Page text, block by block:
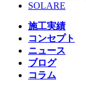
SOLARE
施工実績
コンセプト
ニュース
ブログ
コラム